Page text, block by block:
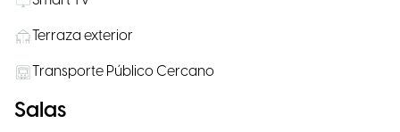
Terraza exterior
Transporte Público Cercano
Salas